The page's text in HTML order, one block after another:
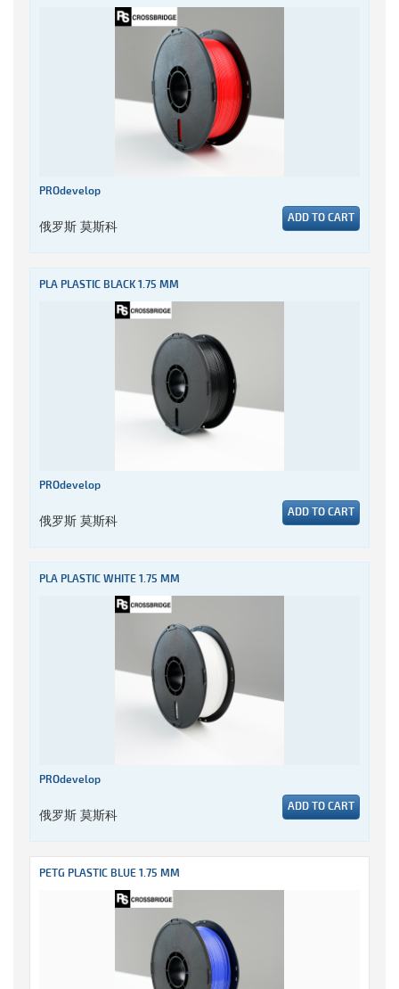
PROdevelop
俄罗斯 莫斯科 ADD TO CART
PLA PLASTIC BLACK 1.75 MM
PROdevelop
俄罗斯 莫斯科 ADD TO CART
PLA PLASTIC WHITE 1.75 MM
PROdevelop
俄罗斯 莫斯科 ADD TO CART
PETG PLASTIC BLUE 1.75 MM